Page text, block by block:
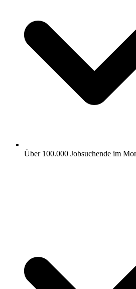
Über 100.000 Jobsuchende im